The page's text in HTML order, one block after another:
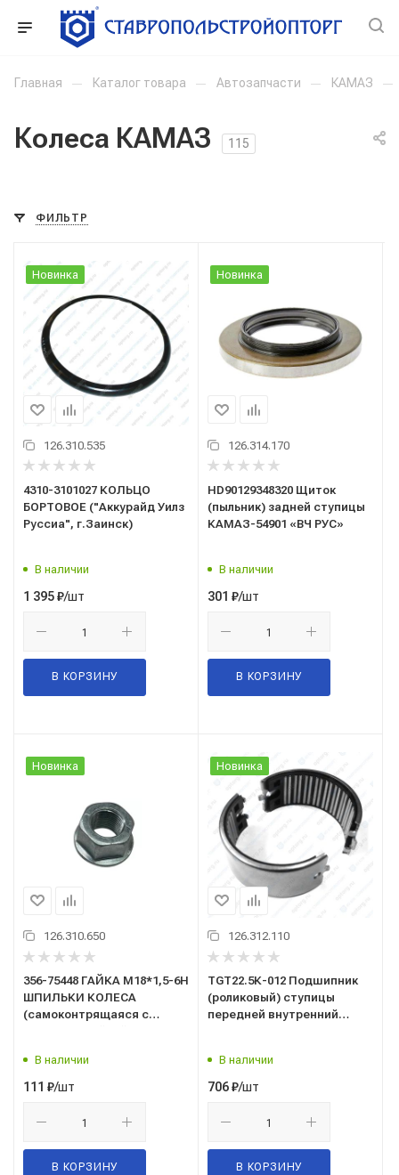
Главная — Каталог товара — Автозапчасти — КАМАЗ —
Колеса КАМАЗ 115
ФИЛЬТР
Новинка
126.310.535
4310-3101027 КОЛЬЦО
БОРТОВОЕ ("Аккурайд Уилз
Руссиа", г.Заинск)
В наличии
1 395₽/шт
В КОРЗИНУ
Новинка
126.314.170
HD90129348320 Щиток
(пыльник) задней ступицы
КАМАЗ-54901 «ВЧ РУС»
В наличии
301 ₽/шт
В КОРЗИНУ
Новинка
126.310.650
356-75448 ГАЙКА М18*1,5-6Н
ШПИЛЬКИ КОЛЕСА
(самоконтрящаяся с
(356033401825-32)
(г.Белебей)
В наличии
111 ₽/шт
В КОРЗИНУ
Новинка
126.312.110
TGT22.5К-012 Подшипник
(роликовый) ступицы
передней внутренний
В наличии
706₽/шт
В КОРЗИНУ